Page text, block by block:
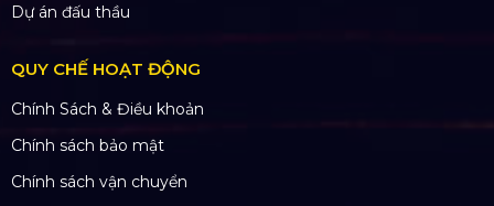
Dự án đấu thầu
QUY CHẾ HOẠT ĐỘNG
Chính Sách & Điều khoản
Chính sách bảo mật
Chính sách vận chuyển